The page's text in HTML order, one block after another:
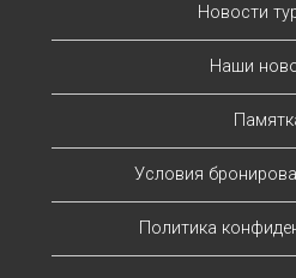
Новости
Наши
Условия
Политика